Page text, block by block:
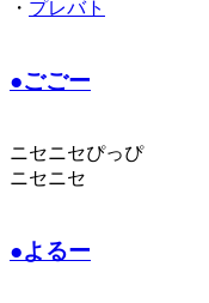
・ プレバト
●ごごー
ニセニセぴっぴ
ニセニセ
●よるー